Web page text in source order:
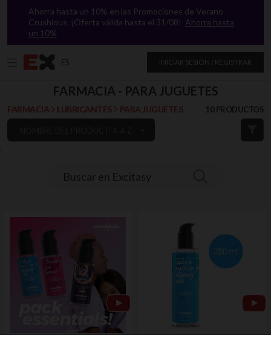
`
Ahorra hasta un 10% en las Promociones de Verano
Crushious. ¡Oferta válida hasta el 31/08! Ahorra hasta
un 10%
ES INICIAR SESIÓN / REGISTRAR
Buscar en Excitasy
FARMACIA - PARA JUGUETES
FARMACIA LUBRICANTES PARA JUGUETES 10 PRODUCTOS